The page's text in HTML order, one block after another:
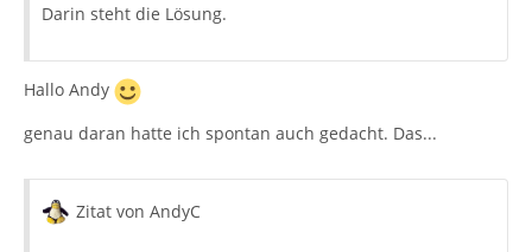
Darin steht die Lösung.
Hallo Andy
genau daran hatte ich spontan auch gedacht. Das...
Zitat von AndyC